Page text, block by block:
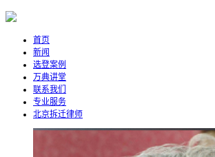
首页
新闻
选登案例
万典讲堂
联系我们
专业服务
北京拆迁律师